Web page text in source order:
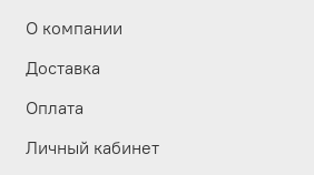
О компании
Доставка
Оплата
Личный кабинет